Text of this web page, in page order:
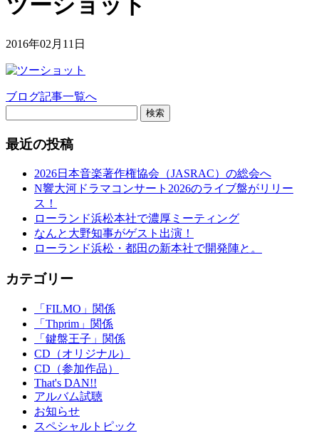
ツーショット
2016年02月11日
ブログ記事一覧へ
検索
最近の投稿
2026日本音楽著作権協会（JASRAC）の総会へ
N響大河ドラマコンサート2026のライブ盤がリリー
ス！
ローランド浜松本社で濃厚ミーティング
なんと大野知事がゲスト出演！
ローランド浜松・都田の新本社で開発陣と。
カテゴリー
「FILMO」関係
「Thprim」関係
「鍵盤王子」関係
CD（オリジナル）
CD（参加作品）
That's DAN!!
アルバム試聴
お知らせ
スペシャルトピック